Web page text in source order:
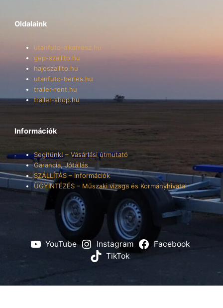
Oldalaink
utanfuto-alkatresz.hu
gep-szallito.hu
hajoszallito.hu
utanfuto-berles.hu
trailer-rent.hu
trailer-shop.hu
Információk
Segítünk! – Vásárlási útmutató
Garancia, Jótállás
SZÁLLÍTÁS – Információk
ÜGYINTÉZÉS – Műszaki vizsga és Kormányhivatal
YouTube Instagram
Facebook
TikTok